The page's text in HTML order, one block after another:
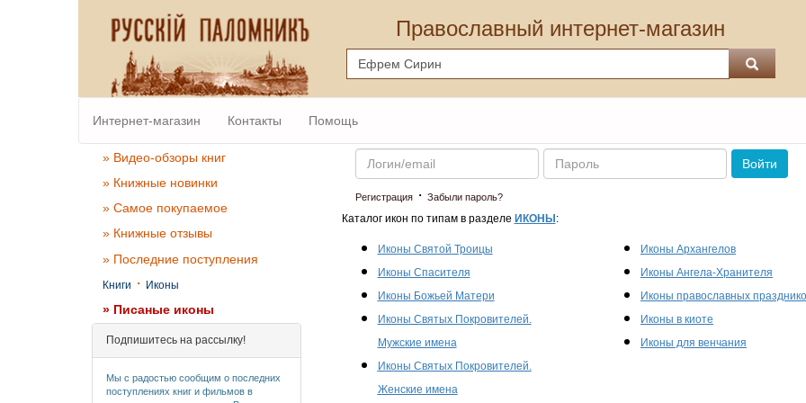
Православный интернет-магазин
Интернет-магазин Контакты Помощь
» Видео-обзоры книг
» Книжные новинки
» Самое покупаемое
» Книжные отзывы
» Последние поступления
Книги · Иконы
» Писаные иконы
Подпишитесь на рассылку!
Мы с радостью сообщим о последних
поступлениях книг и фильмов в
Email Пароль
Войти
Регистрация· Забыли пароль?
Каталог икон по типам в разделе ИКОНЫ :
Иконы Святой Троицы
Иконы Спасителя
Иконы Божьей Матери
Иконы Святых Покровителей.
Мужские имена
Иконы Святых Покровителей.
Женские имена
Иконы Архангелов
Иконы Ангела-Хранителя
Иконы православных
Иконы в киоте
Иконы для венчания